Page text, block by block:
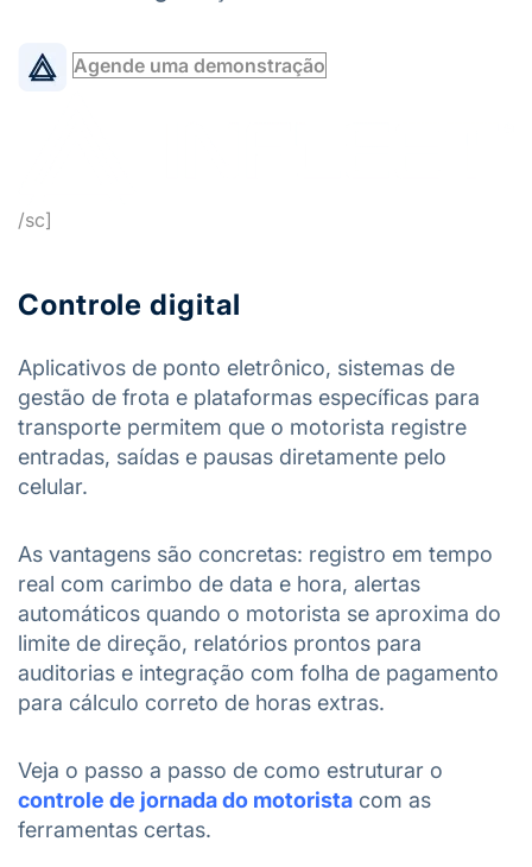
Agende uma demonstração
/sc]
Controle digital
Aplicativos de ponto eletrônico, sistemas de
gestão de frota e plataformas específicas para
transporte permitem que o motorista registre
entradas, saídas e pausas diretamente pelo
celular.
As vantagens são concretas: registro em tempo
real com carimbo de data e hora, alertas
automáticos quando o motorista se aproxima do
limite de direção, relatórios prontos para
auditorias e integração com folha de pagamento
para cálculo correto de horas extras.
Veja o passo a passo de como estruturar o
controle de jornada do motorista com as
ferramentas certas.